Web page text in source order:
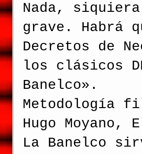
Nada,
grave. Habrá
Decretos de
los clásicos
Banelco».
Metodología
Hugo Moyano,
La Banelco